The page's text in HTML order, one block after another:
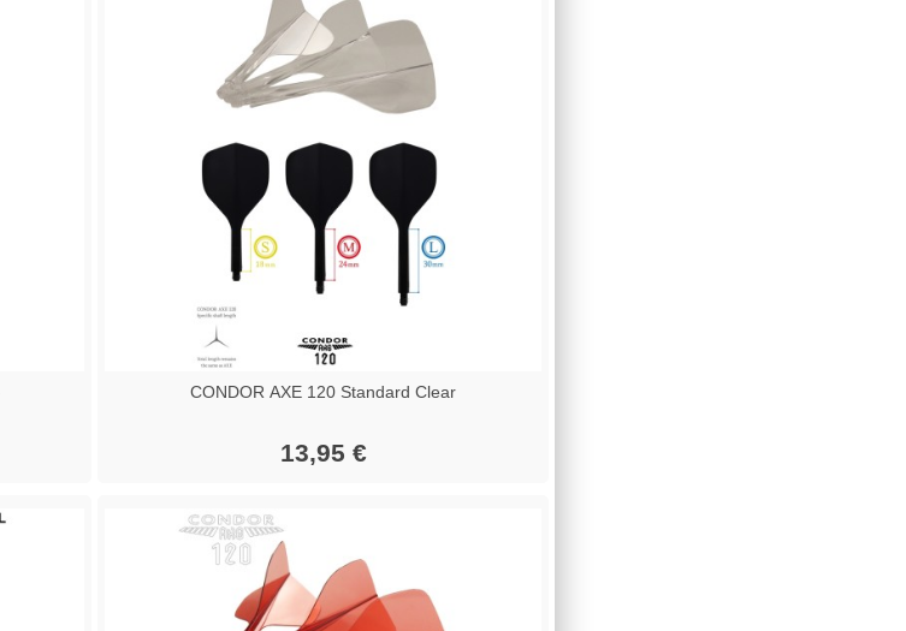
CONDOR AXE 120 Standard Clear
13,95 €